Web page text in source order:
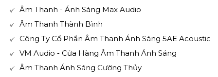
Âm Thanh - Ánh Sáng Max Audio
Âm Thanh Thành Bình
Công Ty Cổ Phần Âm Thanh Ánh Sáng 5AE Acoustic
VM Audio - Cửa Hàng Âm Thanh Ánh Sáng
Âm Thanh Ánh Sáng Cường Thủy